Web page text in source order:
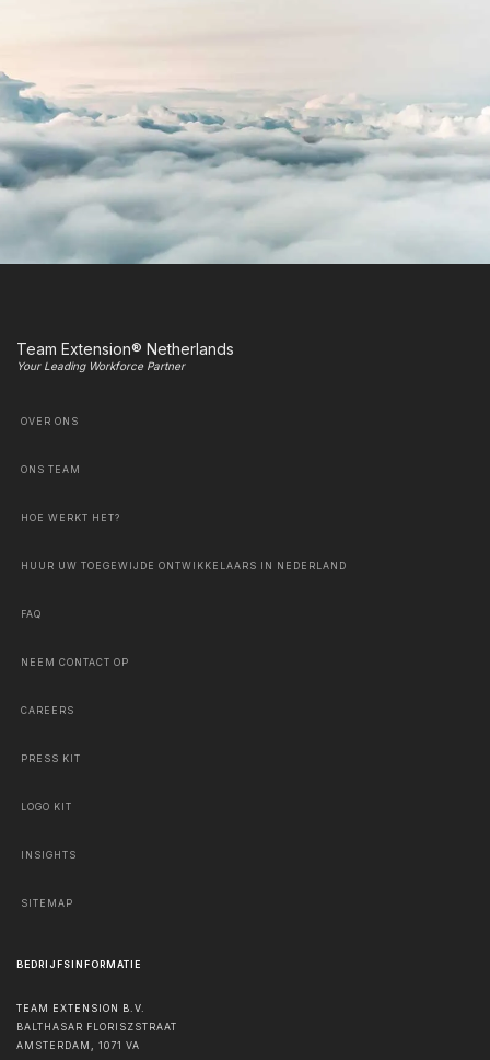
Team Extension® Netherlands
Your Leading Workforce Partner
OVER ONS
ONS TEAM
HOE WERKT HET?
HUUR UW TOEGEWIJDE ONTWIKKELAARS IN NEDERLAND
FAQ
NEEM CONTACT OP
CAREERS
PRESS KIT
LOGO KIT
INSIGHTS
SITEMAP
BEDRIJFSINFORMATIE
TEAM EXTENSION B.V.
BALTHASAR FLORISZSTRAAT
AMSTERDAM
1071 VA